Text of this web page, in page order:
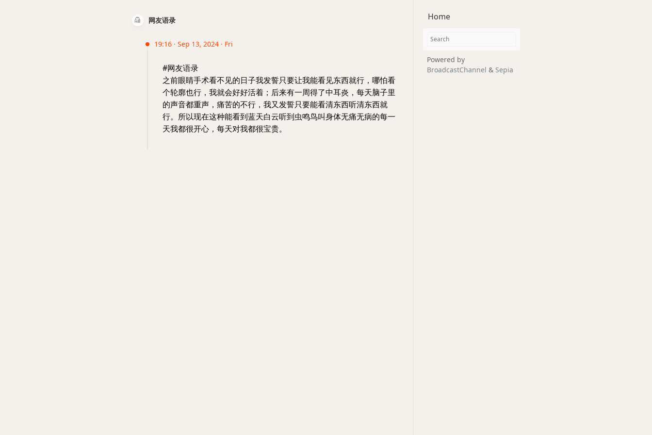
网友语录
19:16 · Sep 13, 2024 · Fri
#网友语录
之前眼睛手术看不见的日子我发誓只要让我能看见东西就行，哪怕看
个轮廓也行，我就会好好活着；后来有一周得了中耳炎，每天脑子里
的声音都重声，痛苦的不行，我又发誓只要能看清东西听清东西就
行。所以现在这种能看到蓝天白云听到虫鸣鸟叫身体无痛无病的每一
天我都很开心，每天对我都很宝贵。
Home
Powered by
BroadcastChannel & Sepia